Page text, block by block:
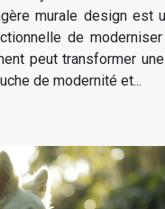
murale design est
de
peut transformer
de modernité et...